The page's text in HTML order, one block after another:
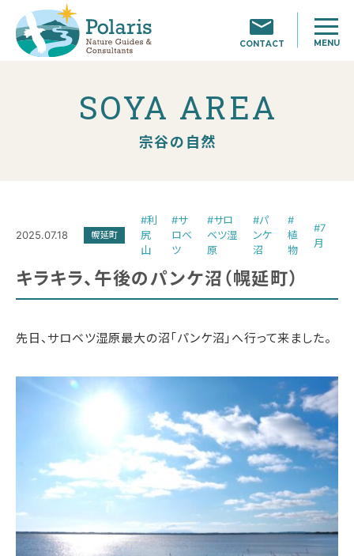
CONTACT MENU
SOYA AREA
宗谷の自然
2025.07.18 幌延町
#利
尻
山
#サ
ロベ
ツ
#サロ
ベツ湿
原
#パ
ンケ
沼
#
植
物
#7
月
キラキラ、午後のパンケ沼（幌延町）
先日、サロベツ湿原最大の沼「パンケ沼」へ行って来ました。